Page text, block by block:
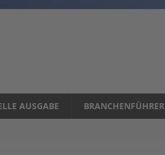
AUSGABE BRANCHENFÜHRER